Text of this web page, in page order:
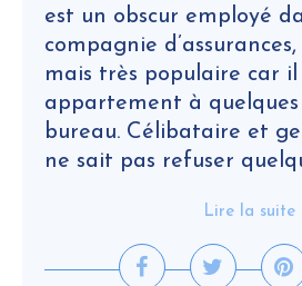
est un obscur employé
compagnie
mais très populaire car
appartement à quelques
bureau. Célibataire et
ne sait pas refuser
Lire la suite